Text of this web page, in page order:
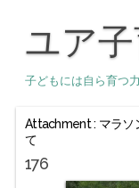
ユア
子どもには自ら育つ
Attachment : マラソ
て
176